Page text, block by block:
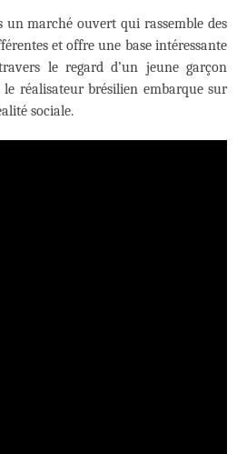
un marché ouvert qui rassemble des
et offre une base intéressante
le regard d’un jeune garçon
réalisateur brésilien embarque sur
sociale.